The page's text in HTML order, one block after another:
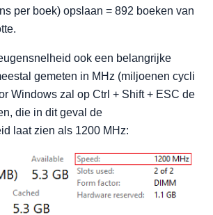
per boek) opslaan = 892 boeken van
ook een belangrijke
gemeten in MHz (miljoenen cycli
Windows zal op Ctrl + Shift + ESC de
die in dit geval de
laat zien als 1200 MHz: